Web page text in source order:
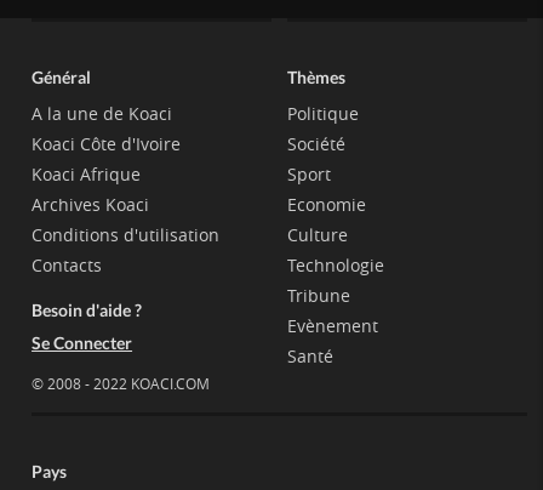
Général
A la une de Koaci
Koaci Côte d'Ivoire
Koaci Afrique
Archives Koaci
Conditions d'utilisation
Contacts
Besoin d'aide ?
Se Connecter
© 2008 - 2022 KOACI.COM
Thèmes
Politique
Société
Sport
Economie
Culture
Technologie
Tribune
Evènement
Santé
Pays